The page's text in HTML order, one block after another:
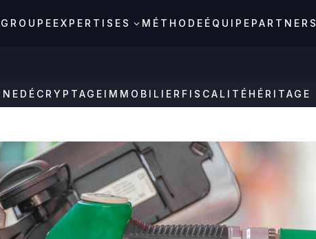
EXPERTISES 3 MÉTHODE ÉQUIPE PARTNERS
DÉCRYPTAGE IMMOBILIER FISCALITÉ HÉRITAGE